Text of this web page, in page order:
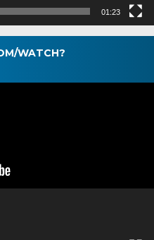
01:23
WATCH?